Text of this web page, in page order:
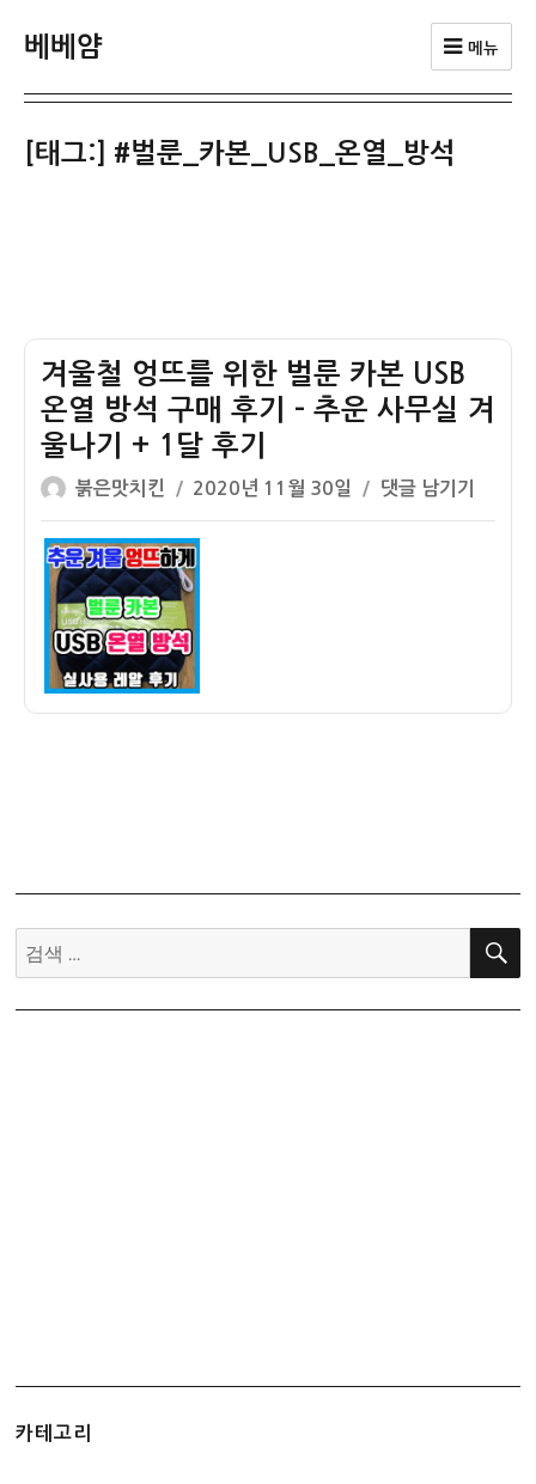
베베얌 메뉴
[태그:] #벌룬_카본_USB_온열_방석
겨울철 엉뜨를 위한 벌룬 카본 USB
온열 방석 구매 후기 – 추운 사무실 겨
울나기 + 1달 후기
글
쓴
이
붉은맛치킨
작
성
일
자
2020년 11월 30일
겨
울
기
댓글 남기기
검
색:
검
카테고리